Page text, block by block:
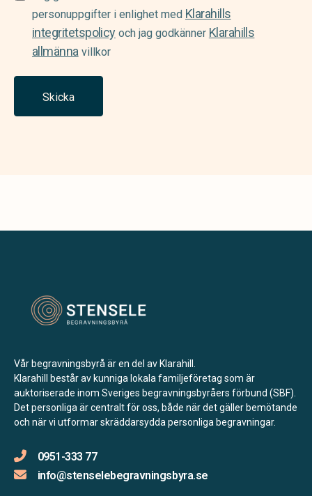
(Required)
personuppgifter i enlighet med Klarahills
integritetspolicyoch jag godkänner Klarahills
allmännavillkor
Skicka
Vår begravningsbyrå är en del av Klarahill.
Klarahill består av kunniga lokala familjeföretag som är
auktoriserade inom Sveriges begravningsbyråers förbund (SBF).
Det personliga är centralt för oss, både när det gäller bemötande
och när vi utformar skräddarsydda personliga begravningar.
0951-333 77
info@stenselebegravningsbyra.se